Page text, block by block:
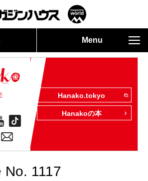
Menu
Hanako.tokyo
Hanakoの本
No. 1117